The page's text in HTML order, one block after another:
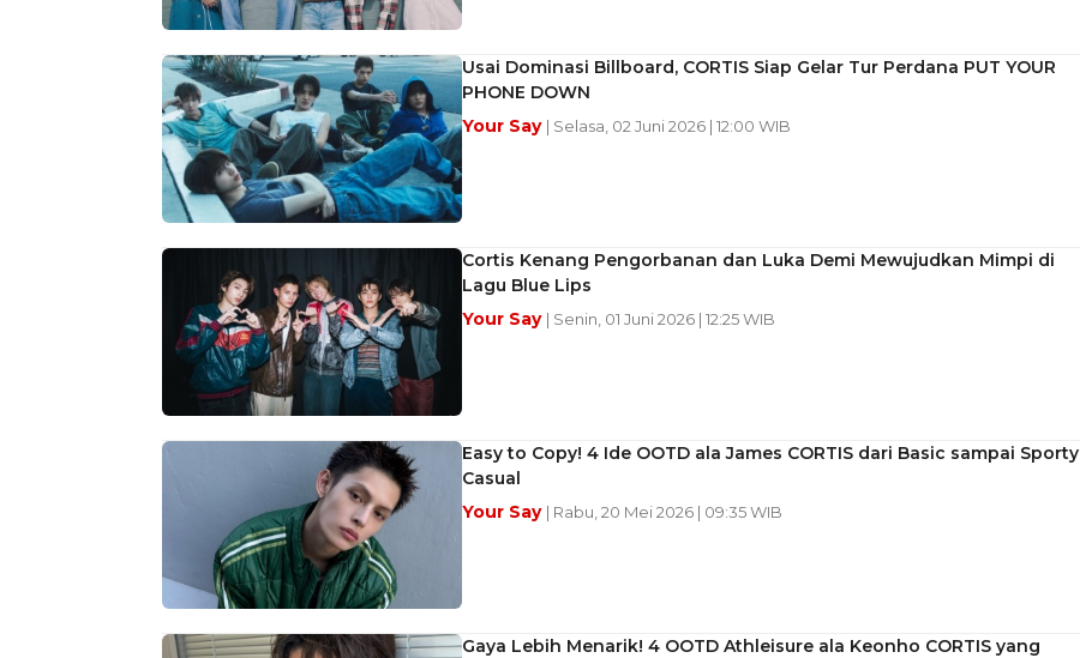
Usai Dominasi Billboard, CORTIS Siap Gelar Tur Perdana PUT YOUR
PHONE DOWN
Your Say | Selasa, 02 Juni 2026 | 12:00 WIB
Cortis Kenang Pengorbanan dan Luka Demi Mewujudkan Mimpi di
Lagu Blue Lips
Your Say | Senin, 01 Juni 2026 | 12:25 WIB
Easy to Copy! 4 Ide OOTD ala James CORTIS dari Basic sampai Sporty
Casual
Your Say | Rabu, 20 Mei 2026 | 09:35 WIB
Gaya Lebih Menarik! 4 OOTD Athleisure ala Keonho CORTIS yang